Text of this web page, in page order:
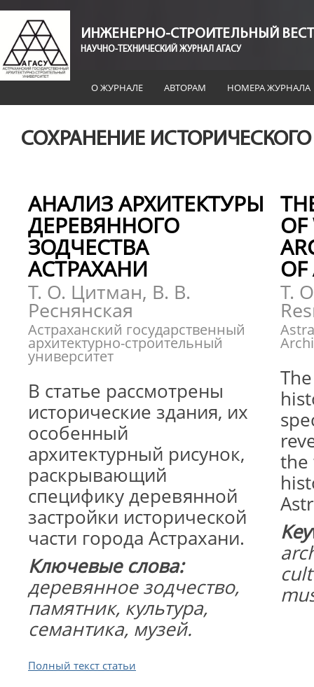
ИНЖЕНЕРНО-СТРОИТЕЛЬНЫЙ
НАУЧНО-ТЕХНИЧЕСКИЙ ЖУРНАЛ АГАСУ
О ЖУРНАЛЕ АВТОРАМ НОМЕРА ЖУРНАЛА
СОХРАНЕНИЕ
АНАЛИЗ АРХИТЕКТУРЫ
ДЕРЕВЯННОГО
ЗОДЧЕСТВА
АСТРАХАНИ
Т. О. Цитман, В. В.
Реснянская
Астраханский государственный
архитектурно-строительный
университет
В статье рассмотрены
исторические здания, их
особенный
архитектурный рисунок,
раскрывающий
специфику деревянной
застройки исторической
части города Астрахани.
Ключевые слова:
деревянное зодчество,
памятник, культура,
семантика, музей.
OF
T.
the
Полный текст статьи